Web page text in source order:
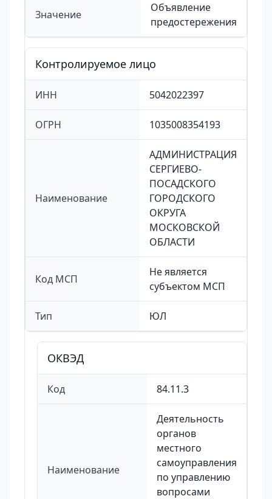
Значение
Объявление
предостережения
Контролируемое лицо
ИНН 5042022397
ОГРН 1035008354193
Наименование
АДМИНИСТРАЦИЯ
СЕРГИЕВО-
ПОСАДСКОГО
ГОРОДСКОГО
ОКРУГА
МОСКОВСКОЙ
ОБЛАСТИ
Код МСП
Не является
субъектом МСП
Тип ЮЛ
ОКВЭД
Код 84.11.3
Наименование
Деятельность
органов
местного
самоуправления
по управлению
вопросами